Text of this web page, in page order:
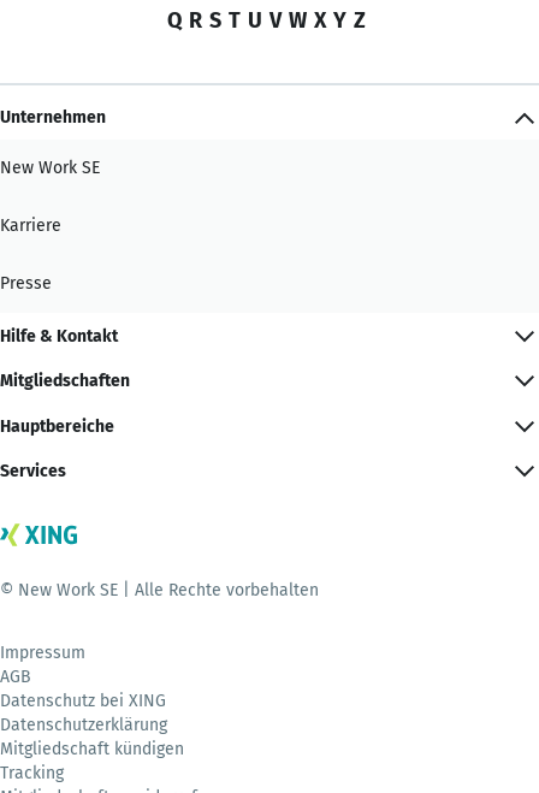
Q R S T U V W X Y Z
Unternehmen
New Work SE
Karriere
Presse
Hilfe & Kontakt
Mitgliedschaften
Hauptbereiche
Services
© New Work SE | Alle Rechte vorbehalten
Impressum
AGB
Datenschutz bei XING
Datenschutzerklärung
Mitgliedschaft kündigen
Tracking